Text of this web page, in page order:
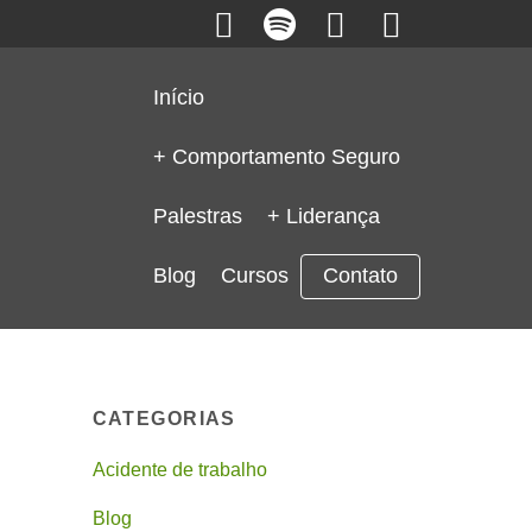
Início
+ Comportamento Seguro
Palestras + Liderança
Blog Cursos Contato
CATEGORIAS
Acidente de trabalho
Blog